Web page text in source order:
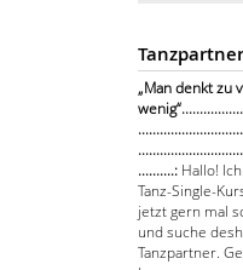
„Man denkt zu
..........: Hallo!
Tanz-Single-
jetzt gern mal
und suche
Tanzpartner.